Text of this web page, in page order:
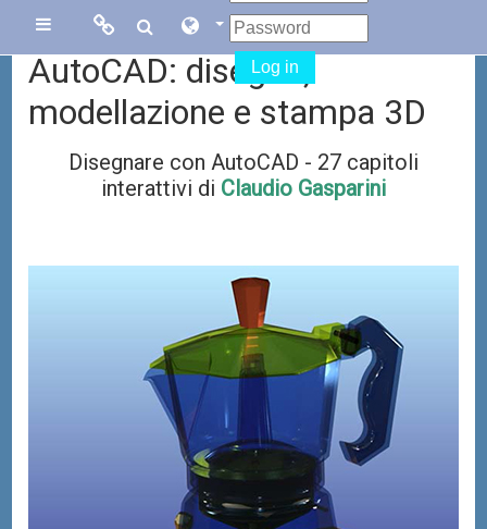
Links
Menu
Sito di Corsi in
Sito dei corsi
Links
collegati
Facebook
Log in
AutoCAD: disegno,
modellazione e stampa 3D
Disegnare con AutoCAD - 27 capitoli
interattivi di Claudio Gasparini